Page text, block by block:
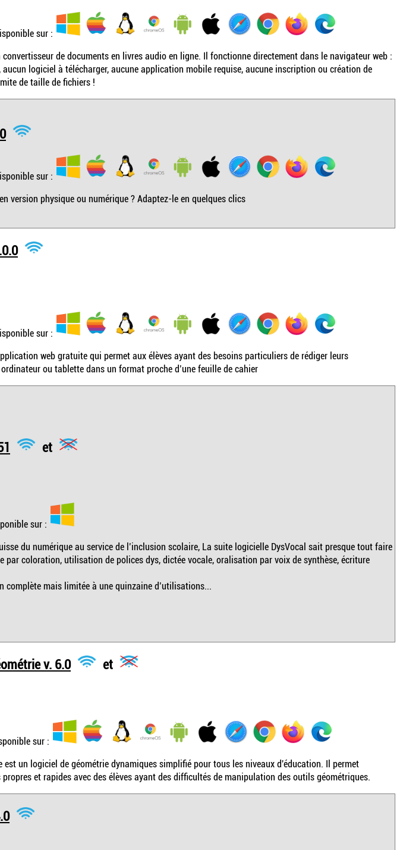
sur :
convertisseur de documents en livres audio en ligne. Il fonctionne directement dans le navigateur web :
logiciel à télécharger, aucune application mobile requise, aucune inscription ou création de
de taille de fichiers !
sur :
version physique ou numérique ? Adaptez-le en quelques clics
sur :
web gratuite qui permet aux élèves ayant des besoins particuliers de rédiger leurs
ou tablette dans un format proche d’une feuille de cahier
et
sur :
du numérique au service de l’inclusion scolaire, La suite logicielle DysVocal sait presque tout faire
par coloration, utilisation de polices dys, dictée vocale, oralisation par voix de synthèse, écriture
complète mais limitée à une quinzaine d’utilisations...
v. 6.0 et
sur :
est un logiciel de géométrie dynamiques simplifié pour tous les niveaux d'éducation. Il permet
propres et rapides avec des élèves ayant des difficultés de manipulation des outils géométriques.